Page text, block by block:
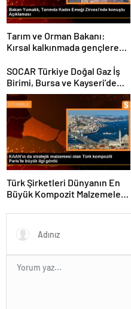
Tarım ve Orman Bakanı:
Kırsal kalkınmada gençlere
yapıyoruz
SOCAR Türkiye Doğal Gaz İş
Birimi, Bursa ve Kayseri’de
Şebeke Uzunluğunu Artıracak
Türk Şirketleri Dünyanın En
Büyük Kompozit Malzemeler